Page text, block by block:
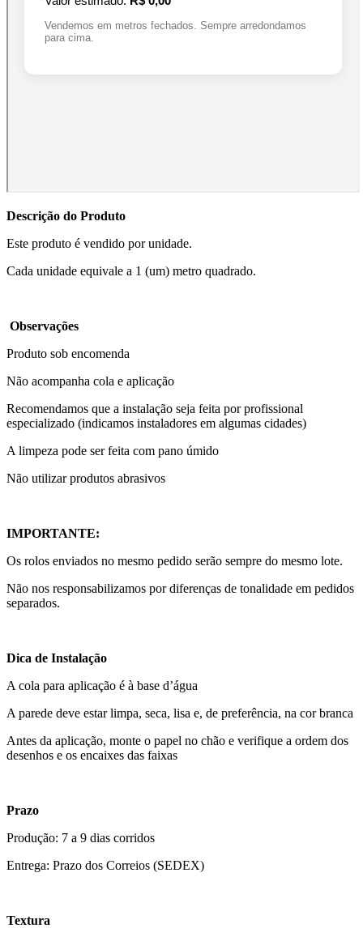
Descrição do Produto
Este produto é vendido por unidade.
Cada unidade equivale a 1 (um) metro quadrado.
Observações
Produto sob encomenda
Não acompanha cola e aplicação
Recomendamos que a instalação seja feita por profissional
especializado (indicamos instaladores em algumas cidades)
A limpeza pode ser feita com pano úmido
Não utilizar produtos abrasivos
IMPORTANTE:
Os rolos enviados no mesmo pedido serão sempre do mesmo lote.
Não nos responsabilizamos por diferenças de tonalidade em pedidos
separados.
Dica de Instalação
A cola para aplicação é à base d’água
A parede deve estar limpa, seca, lisa e, de preferência, na cor branca
Antes da aplicação, monte o papel no chão e verifique a ordem dos
desenhos e os encaixes das faixas
Prazo
Produção: 7 a 9 dias corridos
Entrega: Prazo dos Correios (SEDEX)
Textura